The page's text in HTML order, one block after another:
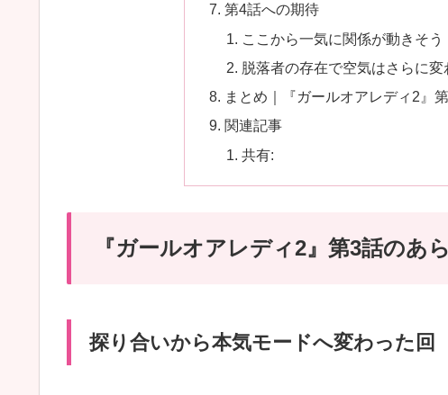
第4話への期待
ここから一気に関係が動きそう
脱落者の存在で空気はさらに変
まとめ｜『ガールオアレディ2』
関連記事
共有:
『ガールオアレディ2』第3話のあ
探り合いから本気モードへ変わった回